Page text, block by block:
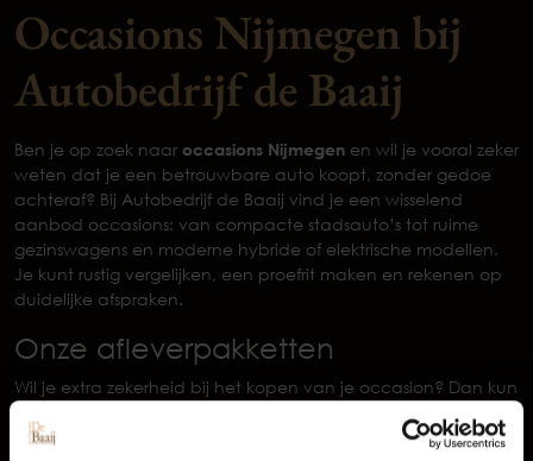
Occasions Nijmegen bij
Autobedrijf de Baaij
Ben je op zoek naar occasions Nijmegen en wil je vooral zeker
weten dat je een betrouwbare auto koopt, zonder gedoe
achteraf? Bij Autobedrijf de Baaij vind je een wisselend
aanbod occasions: van compacte stadsauto’s tot ruime
gezinswagens en moderne hybride of elektrische modellen.
Je kunt rustig vergelijken, een proefrit maken en rekenen op
duidelijke afspraken.
Onze afleverpakketten
Wil je extra zekerheid bij het kopen van je occasion? Dan kun
is altijd inbegrepen en bevat onder andere
Occasions